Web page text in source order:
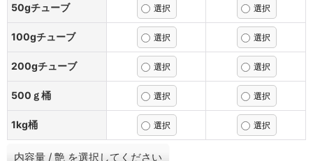
50gチューブ
100gチューブ
200gチューブ
500ｇ桶
1kg桶
内容量 / 艶 を選択してください